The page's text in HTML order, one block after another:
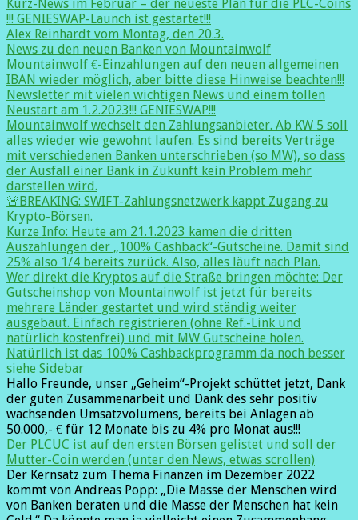
Kurz-News im Februar – der neueste Plan für die PLC-Coins
!!! GENIESWAP-Launch ist gestartet!!!
Alex Reinhardt vom Montag, den 20.3.
News zu den neuen Banken von Mountainwolf
Mountainwolf €-Einzahlungen auf den neuen allgemeinen
IBAN wieder möglich, aber bitte diese Hinweise beachten!!!
Newsletter mit vielen wichtigen News und einem tollen
Neustart am 1.2.2023!!! GENIESWAP!!!
Mountainwolf wechselt den Zahlungsanbieter. Ab KW 5 soll
alles wieder wie gewohnt laufen. Es sind bereits Verträge
mit verschiedenen Banken unterschrieben (so MW), so dass
der Ausfall einer Bank in Zukunft kein Problem mehr
darstellen wird.
🚨BREAKING: SWIFT-Zahlungsnetzwerk kappt Zugang zu
Krypto-Börsen.
Kurze Info: Heute am 21.1.2023 kamen die dritten
Auszahlungen der „100% Cashback“-Gutscheine. Damit sind
25% also 1/4 bereits zurück. Also, alles läuft nach Plan.
Wer direkt die Kryptos auf die Straße bringen möchte: Der
Gutscheinshop von Mountainwolf ist jetzt für bereits
mehrere Länder gestartet und wird ständig weiter
ausgebaut. Einfach registrieren (ohne Ref.-Link und
natürlich kostenfrei) und mit MW Gutscheine holen.
Natürlich ist das 100% Cashbackprogramm da noch besser
siehe Sidebar
Hallo Freunde, unser „Geheim“-Projekt schüttet jetzt, Dank
der guten Zusammenarbeit und Dank des sehr positiv
wachsenden Umsatzvolumens, bereits bei Anlagen ab
50.000,- € für 12 Monate bis zu 4% pro Monat aus!!!
Der PLCUC ist auf den ersten Börsen gelistet und soll der
Mutter-Coin werden (unter den News, etwas scrollen)
Der Kernsatz zum Thema Finanzen im Dezember 2022
kommt von Andreas Popp: „Die Masse der Menschen wird
von Banken beraten und die Masse der Menschen hat kein